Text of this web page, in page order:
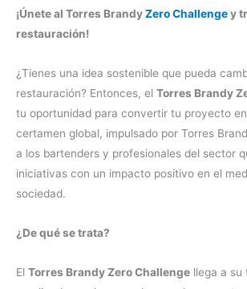
¡Únete al Torres BrandyZero Challengey
restauración!
¿Tienes una idea sostenible que pueda
restauración? Entonces, el Torres Brandy
tu oportunidad para convertir tu proyecto
certamen global, impulsado por Torres
a los bartenders y profesionales del sector
iniciativas con un impacto positivo en el
sociedad.
¿De qué se trata?
El Torres Brandy Zero Challenge llega a su